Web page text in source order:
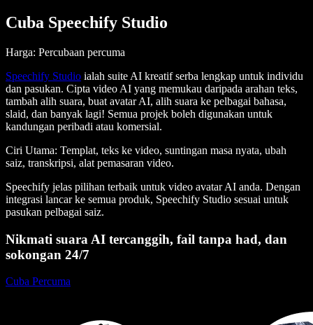
Cuba Speechify Studio
Harga: Percubaan percuma
Speechify Studio ialah suite AI kreatif serba lengkap untuk individu
dan pasukan. Cipta video AI yang memukau daripada arahan teks,
tambah alih suara, buat avatar AI, alih suara ke pelbagai bahasa,
slaid, dan banyak lagi! Semua projek boleh digunakan untuk
kandungan peribadi atau komersial.
Ciri Utama: Templat, teks ke video, suntingan masa nyata, ubah
saiz, transkripsi, alat pemasaran video.
Speechify jelas pilihan terbaik untuk video avatar AI anda. Dengan
integrasi lancar ke semua produk, Speechify Studio sesuai untuk
pasukan pelbagai saiz.
Nikmati suara AI tercanggih, fail tanpa had, dan
sokongan 24/7
Cuba Percuma